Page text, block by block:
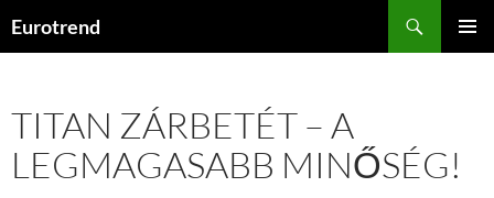
Eurotrend
TITAN ZÁRBETÉT – A
LEGMAGASABB MINŐSÉG!